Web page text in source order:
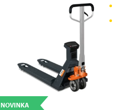
NOVINKA